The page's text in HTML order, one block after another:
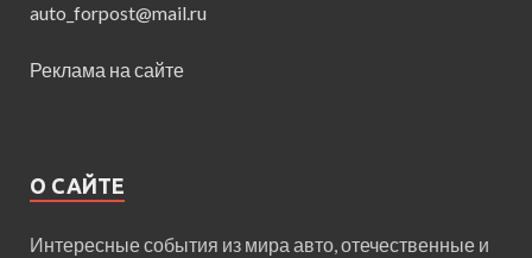
auto_forpost@mail.ru
Реклама на сайте
О САЙТЕ
Интересные события из мира авто, отечественные и